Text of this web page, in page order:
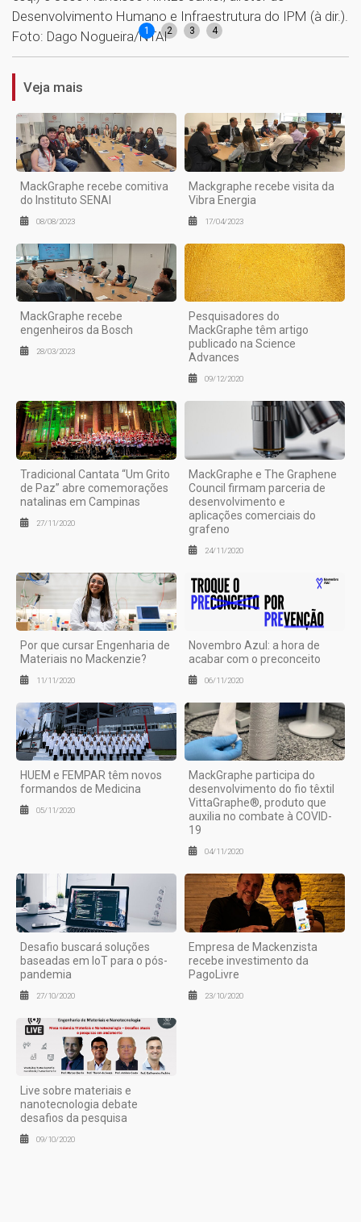
Desenvolvimento Humano e Infraestrutura do IPM (à dir.).
Foto: Dago Nogueira/NTAI
1 2 3 4
Veja mais
MackGraphe recebe comitiva
do Instituto SENAI
08/08/2023
Mackgraphe recebe visita da
Vibra Energia
17/04/2023
MackGraphe recebe
engenheiros da Bosch
28/03/2023
Pesquisadores do
MackGraphe têm artigo
publicado na Science
Advances
09/12/2020
Tradicional Cantata “Um Grito
de Paz” abre comemorações
natalinas em Campinas
27/11/2020
MackGraphe e The Graphene
Council firmam parceria de
desenvolvimento e
aplicações comerciais do
grafeno
24/11/2020
Por que cursar Engenharia de
Materiais no Mackenzie?
11/11/2020
Novembro Azul: a hora de
acabar com o preconceito
06/11/2020
HUEM e FEMPAR têm novos
formandos de Medicina
05/11/2020
MackGraphe participa do
desenvolvimento do fio têxtil
VittaGraphe®, produto que
auxilia no combate à COVID-
19
04/11/2020
Desafio buscará soluções
baseadas em IoT para o pós-
pandemia
27/10/2020
Empresa de Mackenzista
recebe investimento da
PagoLivre
23/10/2020
Live sobre materiais e
nanotecnologia debate
desafios da pesquisa
09/10/2020